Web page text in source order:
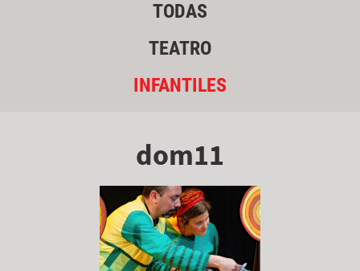
TODAS
TEATRO
INFANTILES
dom11